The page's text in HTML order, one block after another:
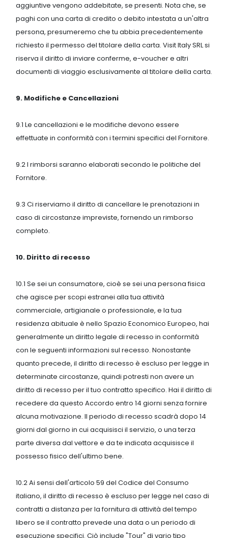
aggiuntive vengono addebitate, se presenti. Nota che, se
paghi con una carta di credito o debito intestata a un'altra
persona, presumeremo che tu abbia precedentemente
richiesto il permesso del titolare della carta. Visit Italy SRL si
riserva il diritto di inviare conferme, e-voucher e altri
documenti di viaggio esclusivamente al titolare della carta.
9. Modifiche e Cancellazioni
9.1 Le cancellazioni e le modifiche devono essere
effettuate in conformità con i termini specifici del Fornitore.
9.2 I rimborsi saranno elaborati secondo le politiche del
Fornitore.
9.3 Ci riserviamo il diritto di cancellare le prenotazioni in
caso di circostanze impreviste, fornendo un rimborso
completo.
10. Diritto di recesso
10.1 Se sei un consumatore, cioè se sei una persona fisica
che agisce per scopi estranei alla tua attività
commerciale, artigianale o professionale, e la tua
residenza abituale è nello Spazio Economico Europeo, hai
generalmente un diritto legale di recesso in conformità
con le seguenti informazioni sul recesso. Nonostante
quanto precede, il diritto di recesso è escluso per legge in
determinate circostanze, quindi potresti non avere un
diritto di recesso per il tuo contratto specifico. Hai il diritto di
recedere da questo Accordo entro 14 giorni senza fornire
alcuna motivazione. Il periodo di recesso scadrà dopo 14
giorni dal giorno in cui acquisisci il servizio, o una terza
parte diversa dal vettore e da te indicata acquisisce il
possesso fisico dell'ultimo bene.
10.2 Ai sensi dell'articolo 59 del Codice del Consumo
italiano, il diritto di recesso è escluso per legge nel caso di
contratti a distanza per la fornitura di attività del tempo
libero se il contratto prevede una data o un periodo di
esecuzione specifici. Ciò include "Tour" di vario tipo